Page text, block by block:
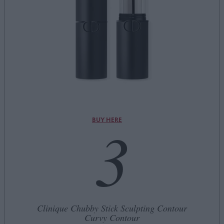
BUY HERE
3
Clinique Chubby Stick Sculpting Contour
Curvy Contour